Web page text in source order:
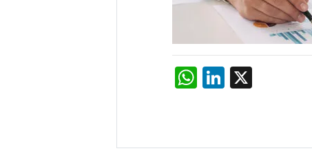
WhatsApp
LinkedIn